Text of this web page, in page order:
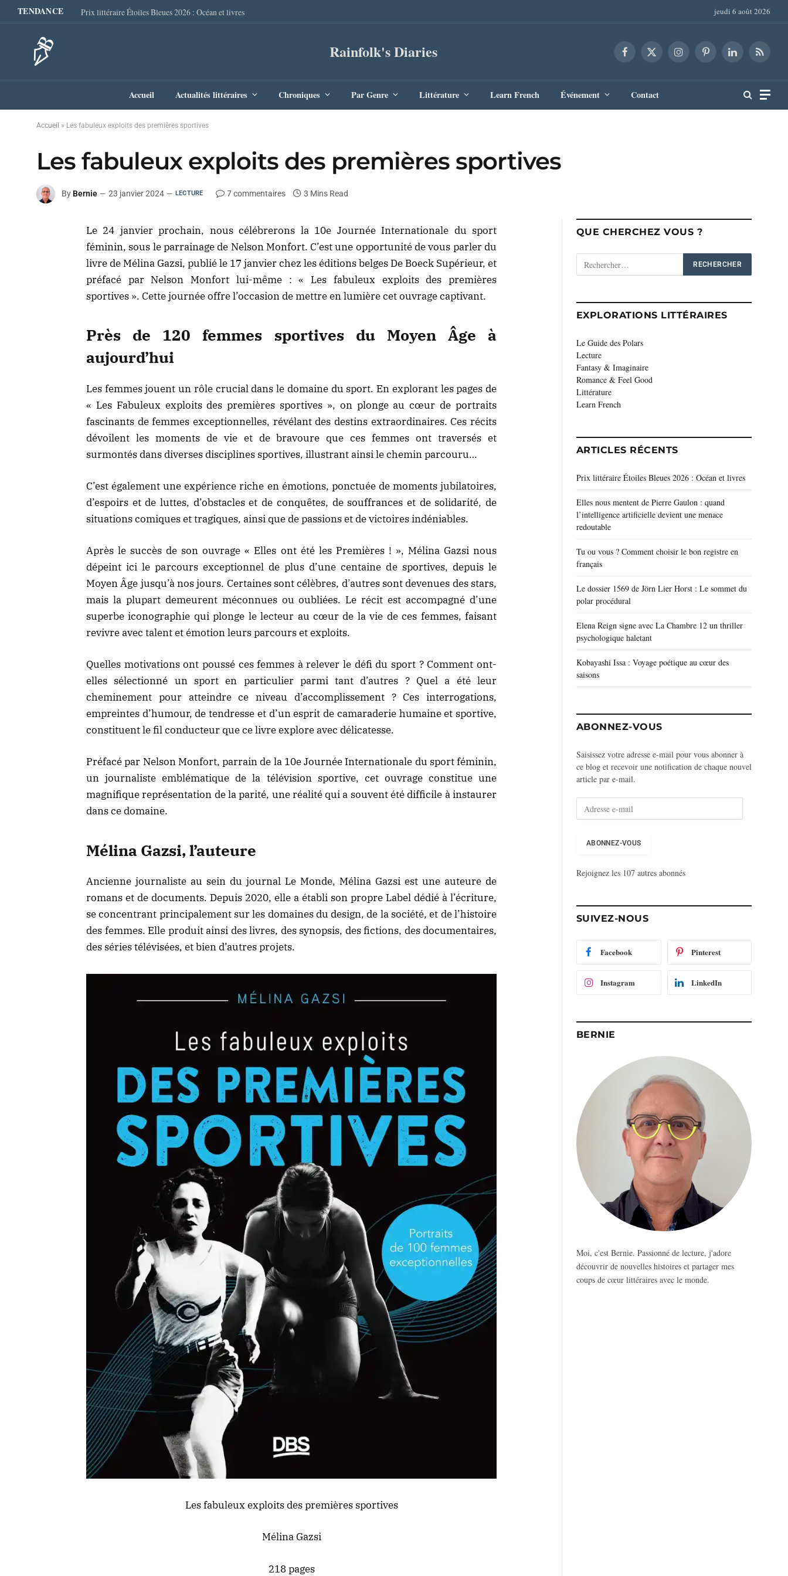
TENDANCE Prix littéraire Étoiles Bleues 2026 : Océan et livres jeudi 6 août 2026
Rainfolk's Diaries Facebook
X
InstagramPinterestLinkedInRSS
Accueil Actualités littéraires Chroniques Par Genre Littérature Learn French Événement Contact
Accueil » Les fabuleux exploits des premières sportives
Les fabuleux exploits des premières sportives
By Bernie 23 janvier 2024 LECTURE 7 commentaires 3 Mins Read
Le 24 janvier prochain, nous célébrerons la 10e Journée Internationale du sport
féminin, sous le parrainage de Nelson Monfort. C’est une opportunité de vous parler du
livre de Mélina Gazsi, publié le 17 janvier chez les éditions belges De Boeck Supérieur, et
préfacé par Nelson Monfort lui-même : « Les fabuleux exploits des premières
sportives ». Cette journée offre l’occasion de mettre en lumière cet ouvrage captivant.
Près de 120 femmes sportives du Moyen Âge à
aujourd’hui
Les femmes jouent un rôle crucialdans le domaine du sport. En explorant les pages de
« Les Fabuleux exploits des premières sportives », on plonge au cœur de portraits
fascinants de femmes exceptionnelles, révélant des destins extraordinaires. Ces récits
dévoilent les moments de vie et de bravoure que ces femmes ont traversés et
surmontés dans diverses disciplines sportives, illustrant ainsi le chemin parcouru…
C’est également une expérience riche en émotions, ponctuée de moments jubilatoires,
d’espoirs et de luttes, d’obstacles et de conquêtes, de souffrances et de solidarité, de
situations comiques et tragiques, ainsi que de passions et de victoires indéniables.
Après le succès de son ouvrage « Elles ont été les Premières ! », Mélina Gazsi nous
dépeint ici le parcours exceptionnel de plus d’une centaine de sportives, depuis le
Moyen Âge jusqu’à nos jours. Certaines sont célèbres, d’autres sont devenues des stars,
mais la plupart demeurent méconnues ou oubliées. Le récit est accompagné d’une
superbe iconographie qui plonge le lecteur au cœur de la vie de ces femmes, faisant
revivre avec talent et émotion leurs parcours et exploits.
Quelles motivations ont poussé ces femmes à relever le défi du sport ? Comment ont-
elles sélectionné un sport en particulier parmi tant d’autres ? Quel a été leur
cheminement pour atteindre ce niveau d’accomplissement ? Ces interrogations,
empreintes d’humour, de tendresse et d’un esprit de camaraderie humaine et sportive,
constituent le fil conducteur que ce livre explore avec délicatesse.
Préfacé par Nelson Monfort, parrain de la 10e Journée Internationale du sport féminin,
un journaliste emblématique de la télévision sportive, cet ouvrage constitue une
magnifique représentation de la parité, une réalité qui a souvent été difficile à instaurer
dans ce domaine.
Mélina Gazsi, l’auteure
Ancienne journaliste au sein du journal Le Monde, Mélina Gazsi est une auteure de
romans et de documents. Depuis 2020, elle a établi son propre Label dédié à l’écriture,
se concentrant principalement sur les domaines du design, de la société, et de l’histoire
des femmes. Elle produit ainsi des livres, des synopsis, des fictions, des documentaires,
des séries télévisées, et bien d’autres projets.
Les fabuleux exploits des premières sportives
Mélina Gazsi
218 pages
QUE CHERCHEZ VOUS ?
EXPLORATIONS LITTÉRAIRES
Le Guide des Polars
Lecture
Fantasy & Imaginaire
Romance & Feel Good
Littérature
Learn French
ARTICLES RÉCENTS
Prix littéraire Étoiles Bleues 2026 : Océan et livres
Elles nous mentent de Pierre Gaulon : quand
l’intelligence artificielle devient une menace
redoutable
Tu ou vous ? Comment choisir le bon registre en
français
Le dossier 1569 de Jörn Lier Horst : Le sommet du
polar procédural
Elena Reign signe avec La Chambre 12 un thriller
psychologique haletant
Kobayashi Issa : Voyage poétique au cœur des
saisons
ABONNEZ-VOUS
Saisissez votre adresse e-mail pour vous abonner à
ce blog et recevoir une notification de chaque nouvel
article par e-mail.
e
m
a
ABONNEZ-VOUS
Rejoignez les 107 autres abonnés
SUIVEZ-NOUS
Facebook Pinterest
Instagram LinkedIn
BERNIE
Moi, c'est Bernie. Passionné de lecture, j'adore
découvrir de nouvelles histoires et partager mes
coups de cœur littéraires avec le monde.